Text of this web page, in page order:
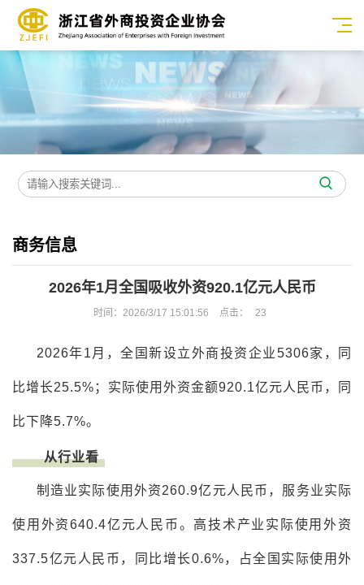
商务信息
2026年1月全国吸收外资920.1亿元人民币
时间：2026/3/17 15:01:56 点击： 23
2026年1月，全国新设立外商投资企业5306家，同
比增长25.5%；实际使用外资金额920.1亿元人民币，同
比下降5.7%。
从行业看
制造业实际使用外资260.9亿元人民币，服务业实际
使用外资640.4亿元人民币。高技术产业实际使用外资
337.5亿元人民币，同比增长0.6%，占全国实际使用外